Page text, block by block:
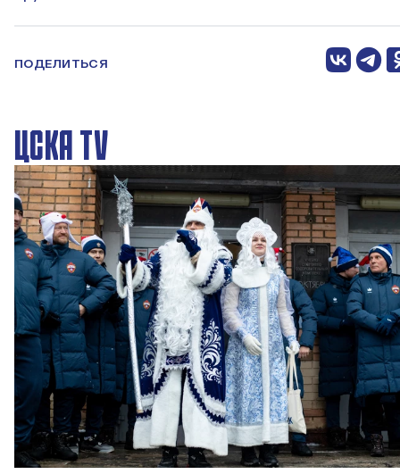
ПОДЕЛИТЬСЯ
ЦСКА TV
Новогодний праздник в Академии ПФК ЦСКА
27 ДЕКАБРЯ 2025 09:00